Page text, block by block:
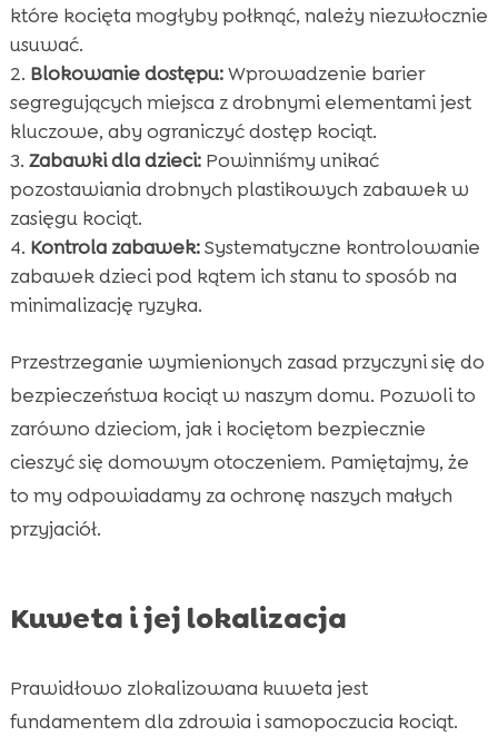
które kocięta mogłyby połknąć, należy niezwłocznie
usuwać.
Blokowanie dostępu:Wprowadzenie barier
segregujących miejsca z drobnymi elementami jest
kluczowe, aby ograniczyć dostęp kociąt.
Zabawki dla dzieci:Powinniśmy unikać
pozostawiania drobnych plastikowych zabawek w
zasięgu kociąt.
Kontrola zabawek:Systematyczne kontrolowanie
zabawek dzieci pod kątem ich stanu to sposób na
minimalizację ryzyka.
Przestrzeganie wymienionych zasad przyczyni się do
bezpieczeństwa kociąt w naszym domu. Pozwoli to
zarówno dzieciom, jak i kociętom bezpiecznie
cieszyć się domowym otoczeniem. Pamiętajmy, że
to my odpowiadamy za ochronę naszych małych
przyjaciół.
Kuweta i jej lokalizacja
Prawidłowo zlokalizowana kuweta jest
fundamentem dla zdrowia i samopoczucia kociąt.